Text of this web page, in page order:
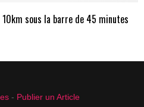
sous la barre de 45 minutes
- Publier un Article